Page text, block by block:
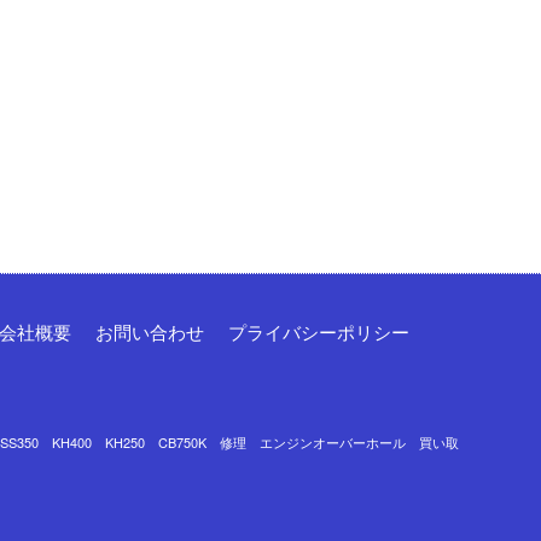
会社概要 お問い合わせ プライバシーポリシー
KH400 KH250 CB750K 修理 エンジンオーバーホール 買い取